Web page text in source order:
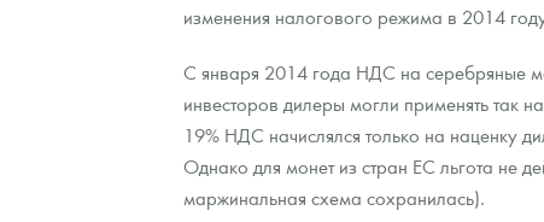
изменения налогового режима в 2014
С января 2014 года НДС на серебряные
инвесторов дилеры могли применять так
19% НДС начислялся только на наценку
Однако для монет из стран ЕС льгота не
маржинальная схема сохранилась).